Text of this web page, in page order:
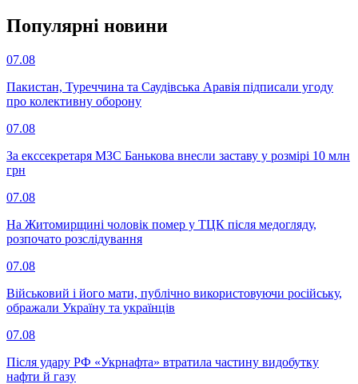
Популярнi новини
07.08
Пакистан, Туреччина та Саудівська Аравія підписали угоду
про колективну оборону
07.08
За екссекретаря МЗС Банькова внесли заставу у розмірі 10 млн
грн
07.08
На Житомирщині чоловік помер у ТЦК після медогляду,
розпочато розслідування
07.08
Військовий і його мати, публічно використовуючи російську,
ображали Україну та українців
07.08
Після удару РФ «Укрнафта» втратила частину видобутку
нафти й газу